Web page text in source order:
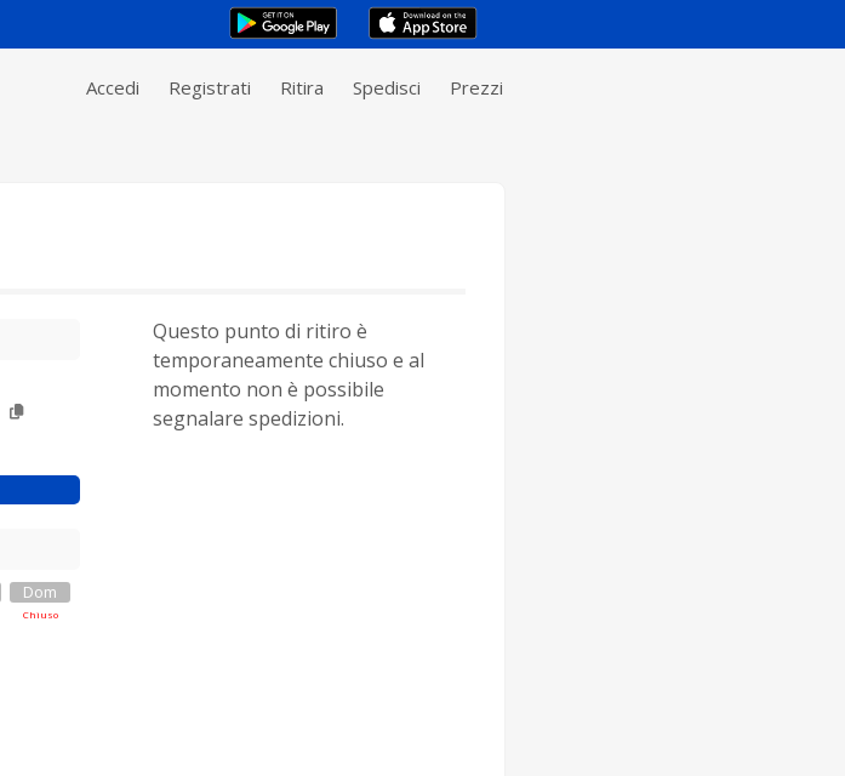
Accedi Registrati Ritira Spedisci Prezzi
Dom
Chiuso
Questo punto di ritiro è
temporaneamente chiuso e al
momento non è possibile
segnalare spedizioni.